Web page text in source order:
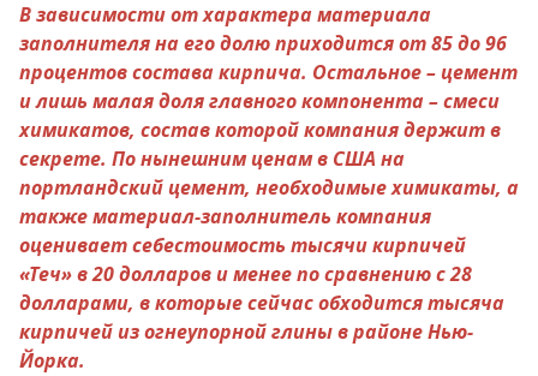
В зависимости от характера материала
заполнителя на его долю приходится от 85 до 96
процентов состава кирпича. Остальное – цемент
и лишь малая доля главного компонента – смеси
химикатов, состав которой компания держит в
секрете. По нынешним ценам в США на
портландский цемент, необходимые химикаты, а
также материал-заполнитель компания
оценивает себестоимость тысячи кирпичей
«Теч» в 20 долларов и менее по сравнению с 28
долларами, в которые сейчас обходится тысяча
кирпичей из огнеупорной глины в районе Нью-
Йорка.